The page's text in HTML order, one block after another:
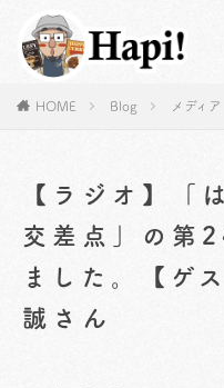
HOME Blog メディア
【ラジオ】「
交差点」の第
ました。【ゲ
誠さん